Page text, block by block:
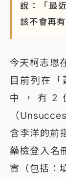
說：「最
該不會再
今天柯志恩
目前列在
中，有2
（
含李洋的前
藥檢登入名
實（包括：